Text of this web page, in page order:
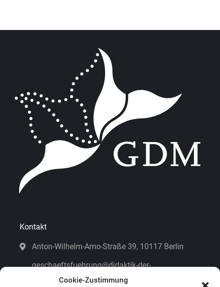
Cookie-Zustimmung
Kontakt
Anton-Wilhelm-Amo-Straße 39, 10117 Berlin
geschaeftsfuehrung@didaktik-der-
mathematik.de